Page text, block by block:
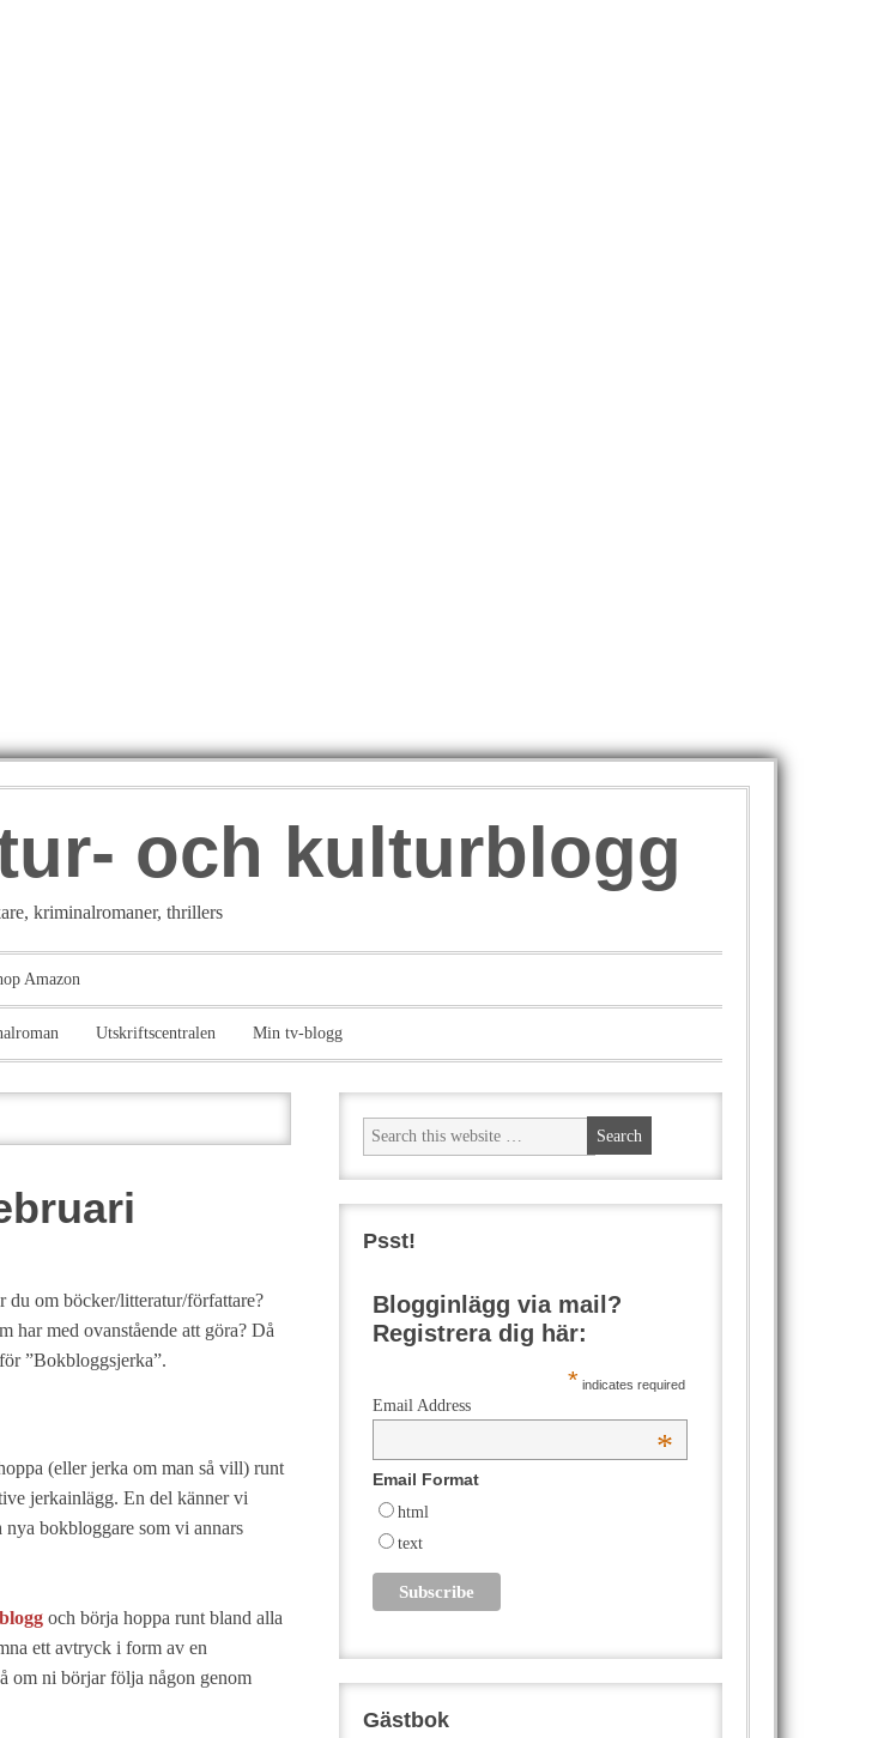
och kulturblogg
kriminalromaner, thrillers
Amazon
Utskriftscentralen Min tv-blogg
du om böcker/litteratur/författare?
har med ovanstående att göra? Då
”Bokbloggsjerka”.
(eller jerka om man så vill) runt
jerkainlägg. En del känner vi
bokbloggare som vi annars
blogg och börja hoppa runt bland alla
ett avtryck i form av en
om ni börjar följa någon genom
Psst!
Blogginlägg via mail?
Registrera dig här:
* indicates required
Email Address
*
Email Format
html
text
Gästbok